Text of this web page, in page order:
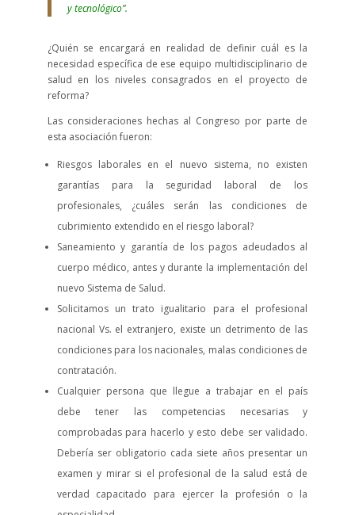
y tecnológico”.
¿Quién se encargará en realidad de definir cuál es la
necesidad específica de ese equipo multidisciplinario de
salud en los niveles consagrados en el proyecto de
reforma?
Las consideraciones hechas al Congreso por parte de
esta asociación fueron:
Riesgos laborales en el nuevo sistema, no existen
garantías para la seguridad laboral de los
profesionales, ¿cuáles serán las condiciones de
cubrimiento extendido en el riesgo laboral?
Saneamiento y garantía de los pagos adeudados al
cuerpo médico, antes y durante la implementación del
nuevo Sistema de Salud.
Solicitamos un trato igualitario para el profesional
nacional Vs. el extranjero, existe un detrimento de las
condiciones para los nacionales, malas condiciones de
contratación.
Cualquier persona que llegue a trabajar en el país
debe tener las competencias necesarias y
comprobadas para hacerlo y esto debe ser validado.
Debería ser obligatorio cada siete años presentar un
examen y mirar si el profesional de la salud está de
verdad capacitado para ejercer la profesión o la